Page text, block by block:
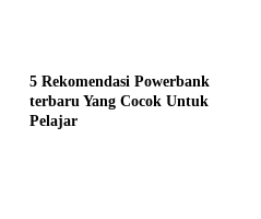
5 Rekomendasi Powerbank
terbaru Yang Cocok Untuk
Pelajar